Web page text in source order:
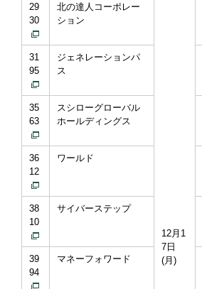
12月1
7日
(月)
29
30
北の達人コーポレー
ション
31
95
ジェネレーションパ
ス
35
63
スシローグローバル
ホールディングス
36
12
ワールド
38
10
サイバーステップ
39
94
マネーフォワード